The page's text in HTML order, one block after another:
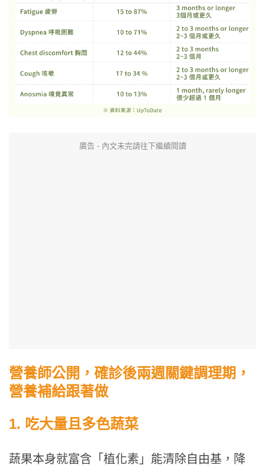
廣告 - 內文未完請往下繼續閱讀
營養師公開，確診後兩週關鍵調理期，
營養補給跟著做
1. 吃大量且多色蔬菜
蔬果本身就富含「植化素」能清除自由基，降